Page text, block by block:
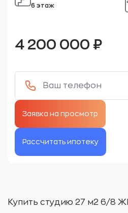
6 этаж
4 200 000 ₽
Рассчитать ипотеку
Купить студию 27 м2 6/8